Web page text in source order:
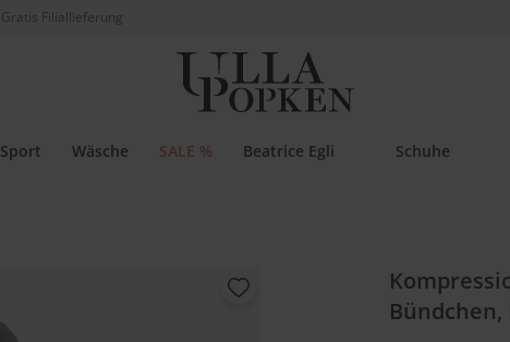
Gratis Filiallieferung
Sport Wäsche SALE % Beatrice Egli Schuhe
Bündchen,